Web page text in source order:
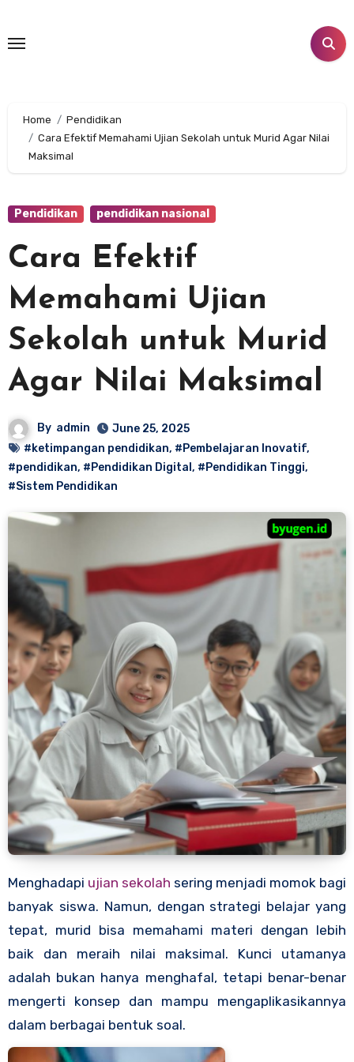
content
Home
Pendidikan
Cara Efektif Memahami Ujian Sekolah untuk Murid Agar Nilai
Maksimal
Pendidikan pendidikan nasional
Cara Efektif
Memahami Ujian
Sekolah untuk Murid
Agar Nilai Maksimal
By admin
June 25, 2025
#ketimpangan pendidikan, #Pembelajaran Inovatif,
#pendidikan, #Pendidikan Digital , #Pendidikan Tinggi,
#Sistem Pendidikan
Menghadapi ujian sekolah sering menjadi momok bagi
banyak siswa. Namun, dengan strategi belajar yang
tepat, murid bisa memahami materi dengan lebih
baik dan meraih nilai maksimal. Kunci utamanya
adalah bukan hanya menghafal, tetapi benar-benar
mengerti konsep dan mampu mengaplikasikannya
dalam berbagai bentuk soal.